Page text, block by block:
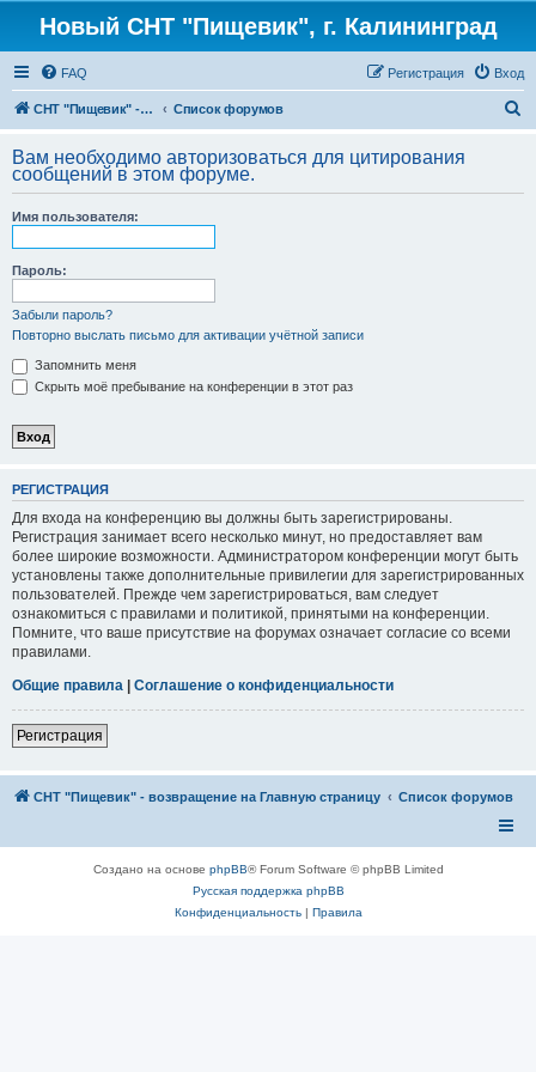
Новый СНТ "Пищевик", г. Калининград
FAQ Вход
Регистрация
СНТ "Пищевик" - возвращение на Главную страницу Список форумов
с
Вам необходимо авторизоваться для цитирования
сообщений в этом форуме.
Имя пользователя:
Пароль:
Забыли пароль?
Повторно выслать письмо для активации учётной записи
Запомнить меня
Скрыть моё пребывание на конференции в этот раз
РЕГИСТРАЦИЯ
Для входа на конференцию вы должны быть зарегистрированы.
Регистрация занимает всего несколько минут, но предоставляет вам
более широкие возможности. Администратором конференции могут быть
установлены также дополнительные привилегии для зарегистрированных
пользователей. Прежде чем зарегистрироваться, вам следует
ознакомиться с правилами и политикой, принятыми на конференции.
Помните, что ваше присутствие на форумах означает согласие со всеми
правилами.
Общие правила | Соглашение о конфиденциальности
Регистрация
СНТ "Пищевик" - возвращение на Главную страницу Список форумов
Создано на основе phpBB® Forum Software © phpBB Limited
Русская поддержка phpBB
Конфиденциальность| Правила